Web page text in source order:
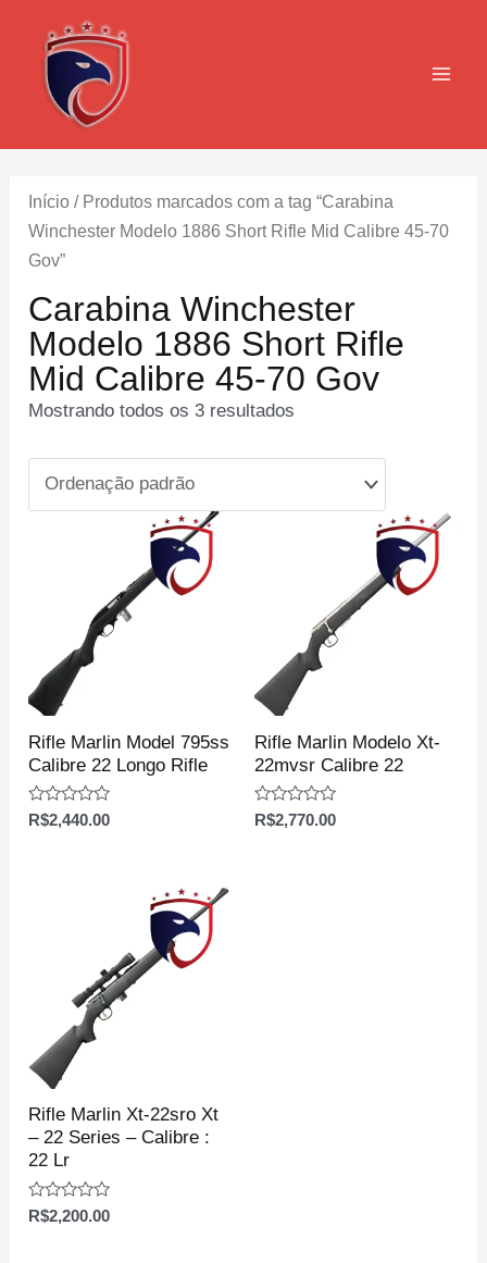
conteúdo
Início / Produtos marcados com a tag “Carabina
Winchester Modelo 1886 Short Rifle Mid Calibre 45-70
Gov”
Carabina Winchester
Modelo 1886 Short Rifle
Mid Calibre 45-70 Gov
Mostrando todos os 3 resultados
Rifle Marlin Model 795ss
Calibre 22 Longo Rifle
Avaliação
R$2,440.00
Rifle Marlin Modelo Xt-
22mvsr Calibre 22
Avaliação
R$2,770.00
Rifle Marlin Xt-22sro Xt
– 22 Series – Calibre :
22 Lr
Avaliação
R$2,200.00